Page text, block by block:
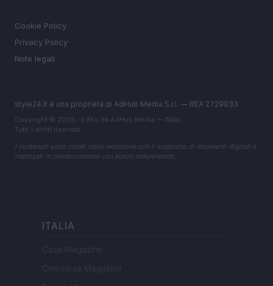
Cookie Policy
Privacy Policy
Note legali
style24.it è una proprietà di AdHub Media S.r.l. — REA 2729933
Copyright © 2026 · Edito da AdHub Media — Italia
Tutti i diritti riservati
I contenuti sono curati dalla redazione con il supporto di strumenti digitali e
realizzati in collaborazione con autori indipendenti.
ITALIA
Casa Magazine
Cineverse Magazine